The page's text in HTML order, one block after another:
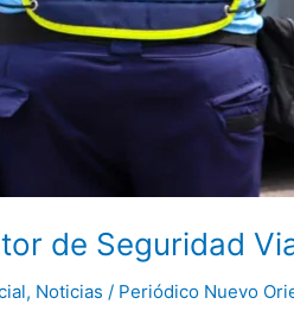
de Seguridad
, Noticias / Periódico Nuevo